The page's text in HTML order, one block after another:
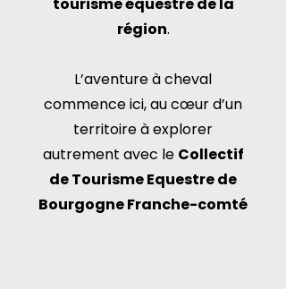
région.
L’aventure à cheval
commence ici, au cœur d’un
territoire à explorer
autrement avec le Collectif
de Tourisme Equestre de
Bourgogne Franche-comté